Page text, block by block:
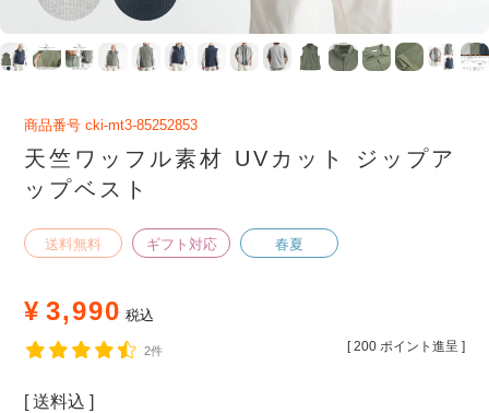
商品番号 cki-mt3-85252853
天竺ワッフル素材 UVカット ジップア
ップベスト
送料無料 ギフト対応 春夏
¥ 3,990 税込
[ 200 ポイント進呈 ]
2件
送料込